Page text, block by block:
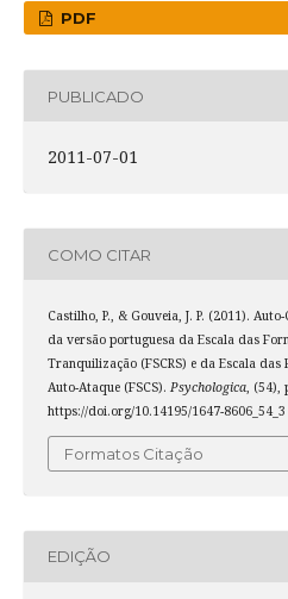
PDF
PUBLICADO
2011-07-01
COMO CITAR
Castilho, P., & Gouveia, J. P. (2011).
da versão portuguesa da Escala das
Tranquilização (FSCRS) e da Escala das
Auto-Ataque (FSCS). Psychologica, (54),
https://doi.org/10.14195/1647-8606_54_3
Formatos Citação
EDIÇÃO